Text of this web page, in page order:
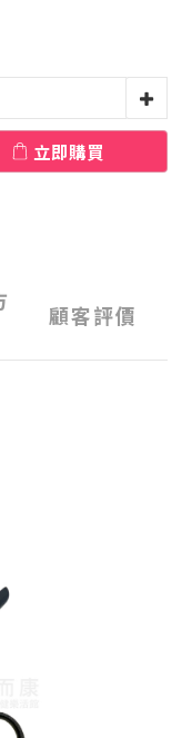
立即購買
顧客評價